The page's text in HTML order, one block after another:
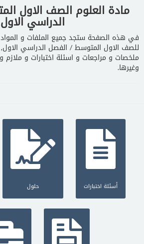
مادة العلوم الصف الاول
الدراسي الاول
في هذه الصفحة ستجد جميع الملفات و المواد
للصف الاول المتوسط / الفصل الدراسي
ملخصات و مراجعات و اسئلة اختبارات و ملازم
وغيرها.
أسئلة اختبارات حلول